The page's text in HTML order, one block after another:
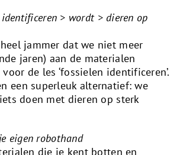
> wordt > dieren op
jammer dat we niet meer
jaren) aan de materialen
de les ‘fossielen identificeren’.
een superleuk alternatief: we
doen met dieren op sterk
eigen robothand
die je kent botten en